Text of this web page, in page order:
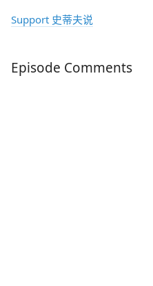
Support 史蒂夫说
Episode Comments